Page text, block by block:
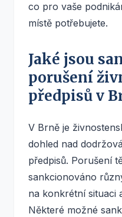
co pro vaše
místě potřebujete.
Jaké jsou
porušení
předpisů v
V Brně je
dohled nad
předpisů. Porušení
sankcionováno
na konkrétní situaci
Některé možné